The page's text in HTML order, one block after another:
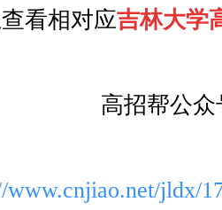
看相对应吉林大学
www.cnjiao.net/jldx/